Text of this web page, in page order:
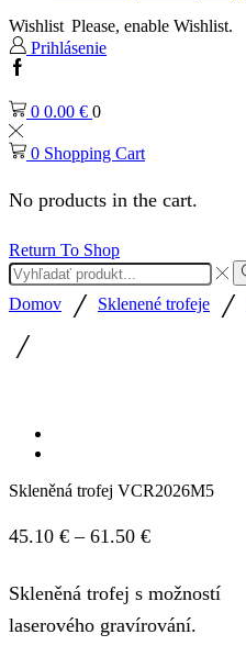
Wishlist Please, enable Wishlist.
Prihlásenie
Facebook
0 0.00 € 0
0 Shopping Cart
No products in the cart.
Return To Shop
Search
input
Domov / Sklenené trofeje /
/
Skleněná trofej VCR2026M5
45.10 € – 61.50 €Price
45.10 €
through
Skleněná trofej s možností
laserového gravírování.